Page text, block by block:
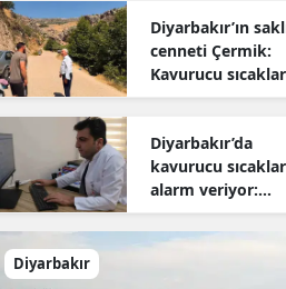
Diyarbakır’ın
cenneti Çermik:
Kavurucu
kaçanların yeni
Diyarbakır’da
kavurucu sıcaklar
alarm veriyor:
Uzmanından
uyarı
Diyarbakır